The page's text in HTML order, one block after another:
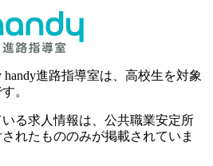
handy進路指導室は、高校生を対象
。
る求人情報は、公共職業安定所
れたもののみが掲載されていま